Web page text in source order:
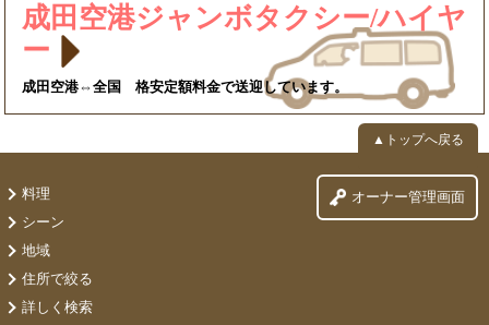
成田空港ジャンボタクシー/ハイヤ
ー
成田空港⇔全国 格安定額料金で送迎しています。
▲トップへ戻る
料理
シーン
地域
住所で絞る
詳しく検索
オーナー管理画面